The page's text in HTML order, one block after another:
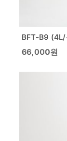
66,000원